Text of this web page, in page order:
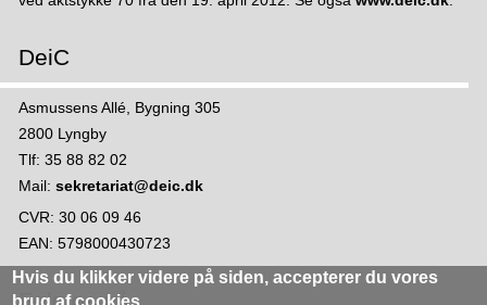
DeiC
Asmussens Allé, Bygning 305
2800 Lyngby
Tlf: 35 88 82 02
Mail: sekretariat@deic.dk
CVR: 30 06 09 46
EAN: 5798000430723
Hvis du klikker videre på siden,accepterer du vores
brug af cookies